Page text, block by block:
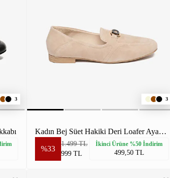
3 3
Kadın Bej Süet Hakiki Deri Loafer Ayakkabı
%33
1.499 TL
999 TL
İkinci Ürüne %50 İndirim
499,50 TL